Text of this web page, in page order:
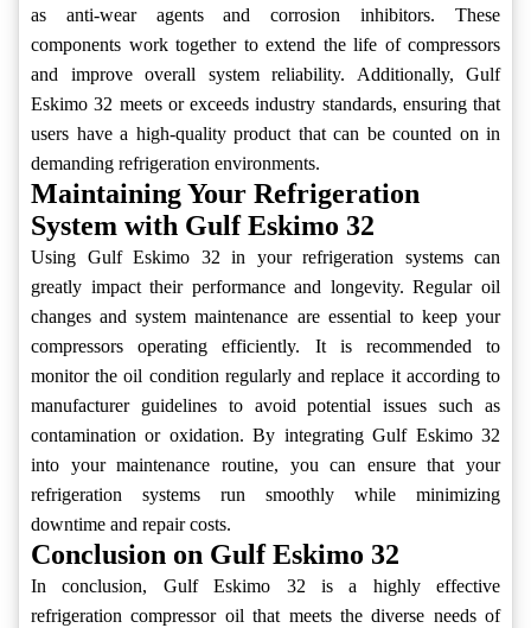
as anti-wear agents and corrosion inhibitors. These
components work together to extend the life of compressors
and improve overall system reliability. Additionally, Gulf
Eskimo 32 meets or exceeds industry standards, ensuring that
users have a high-quality product that can be counted on in
demanding refrigeration environments.
Maintaining Your Refrigeration
System with Gulf Eskimo 32
Using Gulf Eskimo 32 in your refrigeration systems can
greatly impact their performance and longevity. Regular oil
changes and system maintenance are essential to keep your
compressors operating efficiently. It is recommended to
monitor the oil condition regularly and replace it according to
manufacturer guidelines to avoid potential issues such as
contamination or oxidation. By integrating Gulf Eskimo 32
into your maintenance routine, you can ensure that your
refrigeration systems run smoothly while minimizing
downtime and repair costs.
Conclusion on Gulf Eskimo 32
In conclusion, Gulf Eskimo 32 is a highly effective
refrigeration compressor oil that meets the diverse needs of